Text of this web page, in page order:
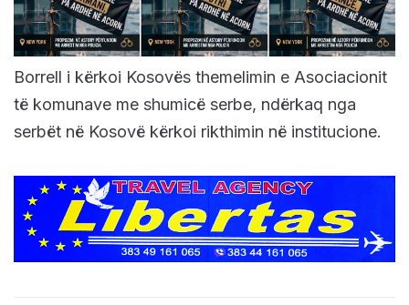
Borrell i kërkoi Kosovës themelimin e Asociacionit
të komunave me shumicë serbe, ndërkaq nga
serbët në Kosovë kërkoi rikthimin në institucione.